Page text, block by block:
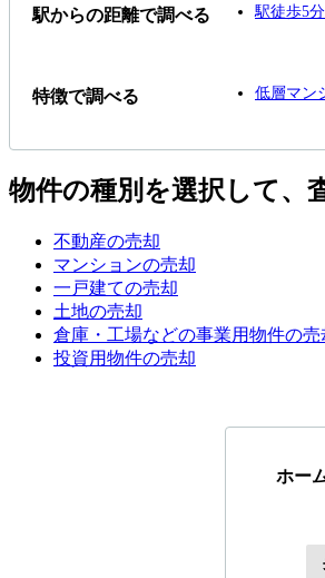
駅からの距離で調べる 駅徒歩5
特徴で調べる 低層マン
物件の種別を選択して、
不動産の売却
マンションの売却
一戸建ての売却
土地の売却
倉庫・工場などの事業用物件の売
投資用物件の売却
ホー